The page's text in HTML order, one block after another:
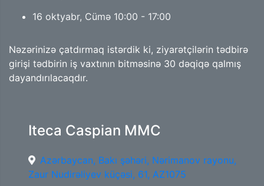
16 oktyabr, Cümə 10:00 - 17:00
Nəzərinizə çatdırmaq istərdik ki, ziyarətçilərin tədbirə
girişi tədbirin iş vaxtının bitməsinə 30 dəqiqə qalmış
dayandırılacaqdır.
Iteca Caspian MMC
Azərbaycan, Bakı şəhəri, Nərimanov rayonu,
Zaur Nudirəliyev küçəsi, 61, AZ1075